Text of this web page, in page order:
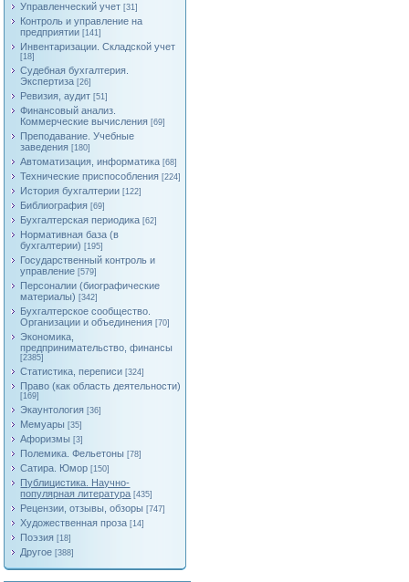
Управленческий учет [31]
Контроль и управление на
предприятии [141]
Инвентаризации. Складской учет
[18]
Судебная бухгалтерия.
Экспертиза [26]
Ревизия, аудит [51]
Финансовый анализ.
Коммерческие вычисления [69]
Преподавание. Учебные
заведения [180]
Автоматизация, информатика [68]
Технические приспособления [224]
История бухгалтерии [122]
Библиография [69]
Бухгалтерская периодика [62]
Нормативная база (в
бухгалтерии) [195]
Государственный контроль и
управление [579]
Персоналии (биографические
материалы) [342]
Бухгалтерское сообщество.
Организации и объединения [70]
Экономика,
предпринимательство, финансы
[2385]
Статистика, переписи [324]
Право (как область деятельности)
[169]
Экаунтология [36]
Мемуары [35]
Афоризмы [3]
Полемика. Фельетоны [78]
Сатира. Юмор [150]
Публицистика. Научно-
популярная литература [435]
Рецензии, отзывы, обзоры [747]
Художественная проза [14]
Поэзия [18]
Другое [388]